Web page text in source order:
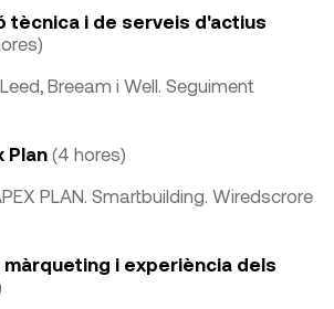
tècnica i de serveis d'actius
Breeam i Well. Seguiment
Plan (4 hores)
PLAN. Smartbuilding. Wiredscrore
màrqueting i experiència dels